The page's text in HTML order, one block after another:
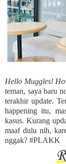
Hello Muggles!
teman, saya baru
terakhir update.
happening itu,
kasus. Kurang
maaf dulu nih,
nggak? #PLAKK